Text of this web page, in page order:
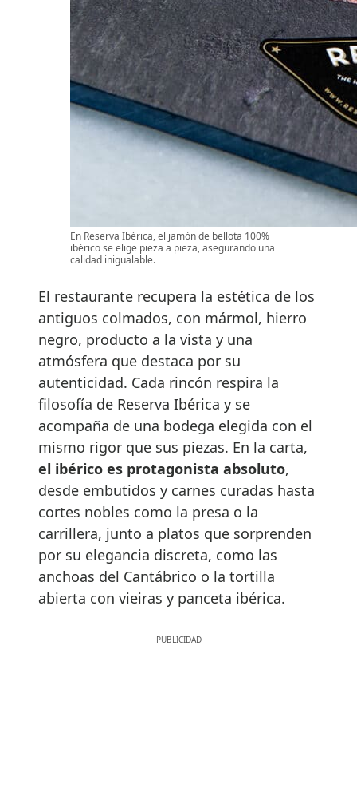
En Reserva Ibérica, el jamón de bellota 100%
ibérico se elige pieza a pieza, asegurando una
calidad inigualable.
El restaurante recupera la estética de los
antiguos colmados, con mármol, hierro
negro, producto a la vista y una
atmósfera que destaca por su
autenticidad. Cada rincón respira la
filosofía de Reserva Ibérica y se
acompaña de una bodega elegida con el
mismo rigor que sus piezas. En la carta,
el ibérico es protagonista absoluto,
desde embutidos y carnes curadas hasta
cortes nobles como la presa o la
carrillera, junto a platos que sorprenden
por su elegancia discreta, como las
anchoas del Cantábrico o la tortilla
abierta con vieiras y panceta ibérica.